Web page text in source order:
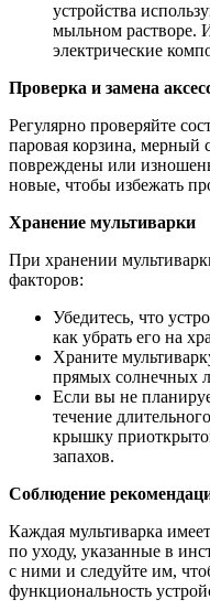
устройства
мыльном растворе.
электрические
Проверка и замена
Регулярно проверяйте
паровая корзина, мерный
повреждены или
новые, чтобы избежать
Хранение мультиварки
При хранении
факторов:
Убедитесь, что
как убрать его на
Храните
прямых солнечных
Если вы не
течение
крышку
запахов.
Соблюдение
Каждая мультиварка
по уходу, указанные в
с ними и следуйте им,
функциональность